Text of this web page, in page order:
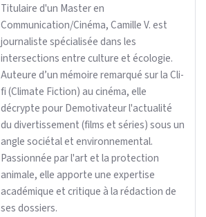
Titulaire d'un Master en
Communication/Cinéma, Camille V. est
journaliste spécialisée dans les
intersections entre culture et écologie.
Auteure d’un mémoire remarqué sur la Cli-
fi (Climate Fiction) au cinéma, elle
décrypte pour Demotivateur l'actualité
du divertissement (films et séries) sous un
angle sociétal et environnemental.
Passionnée par l'art et la protection
animale, elle apporte une expertise
académique et critique à la rédaction de
ses dossiers.